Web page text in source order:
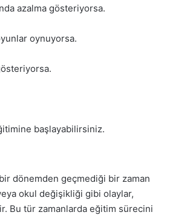
azalma gösteriyorsa.
oynuyorsa.
başlayabilirsiniz.
dönemden geçmediği bir zaman
okul değişikliği gibi olaylar,
Bu tür zamanlarda eğitim sürecini